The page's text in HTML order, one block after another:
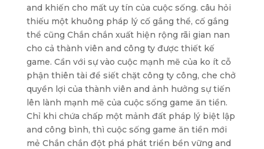
and khiến cho mất uy tín của cuộc sống. câu hỏi
thiếu một khuông pháp lý cố gắng thể, cố gắng
thể cũng Chắn chắn xuất hiện rộng rãi gian nan
cho cả thành viên and công ty được thiết kế
game. Cần với sự vào cuộc mạnh mẽ của ko ít cỗ
phận thiên tài để siết chặt công ty công, che chở
quyền lợi của thành viên and ảnh hưởng sự tiến
lên lành mạnh mẽ của cuộc sống game ăn tiền.
Chỉ khi chứa chấp một mảnh đất pháp lý biệt lập
and công bình, thì cuộc sống game ăn tiền mới
mẻ Chắn chắn đột phá phát triển bền vững and